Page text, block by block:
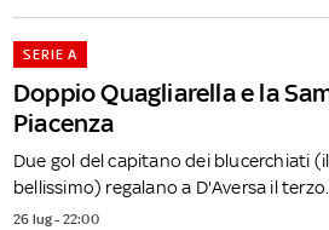
Doppio Quagliarella e la
Piacenza
SERIE A
Due gol del capitano dei blucerchiati
bellissimo) regalano a D'Aversa il terzo...
26 lug - 22:00